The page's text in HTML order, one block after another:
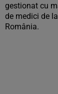
gestionat cu
de medici de
România.